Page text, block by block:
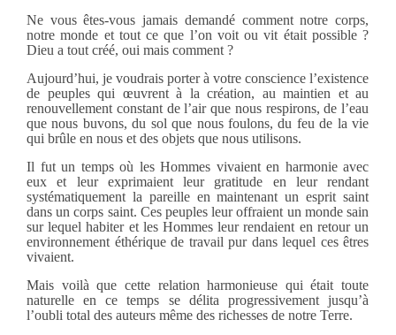
Ne vous êtes-vous jamais demandé comment notre corps,
notre monde et tout ce que l’on voit ou vit était possible ?
Dieu a tout créé, oui mais comment ?
Aujourd’hui, je voudrais porter à votre conscience l’existence
de peuples qui œuvrent à la création, au maintien et au
renouvellement constant de l’air que nous respirons, de l’eau
que nous buvons, du sol que nous foulons, du feu de la vie
qui brûle en nous et des objets que nous utilisons.
Il fut un temps où les Hommes vivaient en harmonie avec
eux et leur exprimaient leur gratitude en leur rendant
systématiquement la pareille en maintenant un esprit saint
dans un corps saint. Ces peuples leur offraient un monde sain
sur lequel habiter et les Hommes leur rendaient en retour un
environnement éthérique de travail pur dans lequel ces êtres
vivaient.
Mais voilà que cette relation harmonieuse qui était toute
naturelle en ce temps se délita progressivement jusqu’à
l’oubli total des auteurs même des richesses de notre Terre.